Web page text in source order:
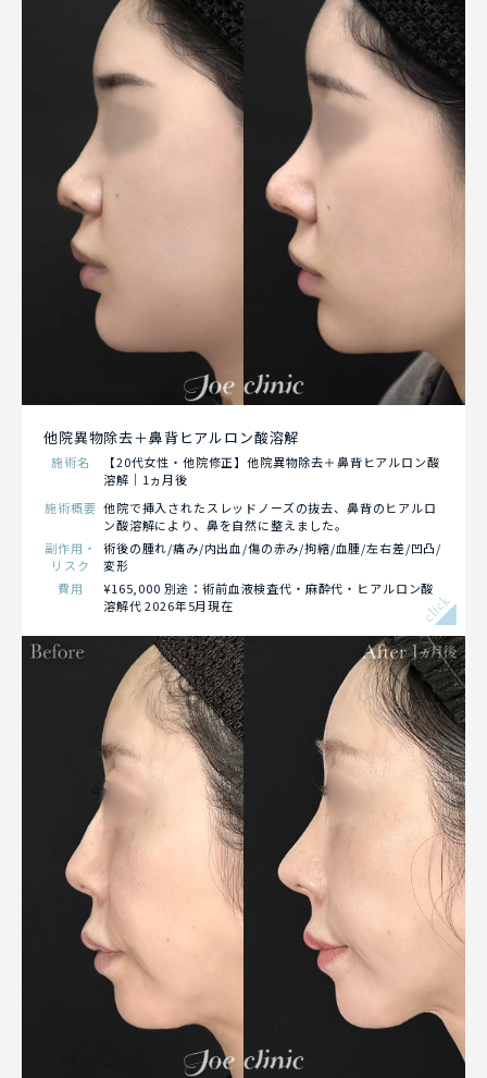
他院異物除去＋鼻背ヒアルロン酸溶解
施術名
【20代女性・他院修正】他院異物除去＋鼻背ヒアルロン酸
溶解｜1ヵ月後
施術概要 他院で挿入されたスレッドノーズの抜去、鼻背のヒアルロ
ン酸溶解により、鼻を自然に整えました。
副作用・
リスク
術後の腫れ/痛み/内出血/傷の赤み/拘縮/血腫/左右差/凹凸/
変形
費用
¥165,000 別途：術前血液検査代・麻酔代・ヒアルロン酸
溶解代 2026年5月現在
click